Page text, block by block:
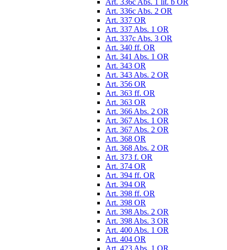
Art. 336c Abs. 1 lit. b OR
Art. 336c Abs. 2 OR
Art. 337 OR
Art. 337 Abs. 1 OR
Art. 337c Abs. 3 OR
Art. 340 ff. OR
Art. 341 Abs. 1 OR
Art. 343 OR
Art. 343 Abs. 2 OR
Art. 356 OR
Art. 363 ff. OR
Art. 363 OR
Art. 366 Abs. 2 OR
Art. 367 Abs. 1 OR
Art. 367 Abs. 2 OR
Art. 368 OR
Art. 368 Abs. 2 OR
Art. 373 f. OR
Art. 374 OR
Art. 394 ff. OR
Art. 394 OR
Art. 398 ff. OR
Art. 398 OR
Art. 398 Abs. 2 OR
Art. 398 Abs. 3 OR
Art. 400 Abs. 1 OR
Art. 404 OR
Art. 423 Abs. 1 OR